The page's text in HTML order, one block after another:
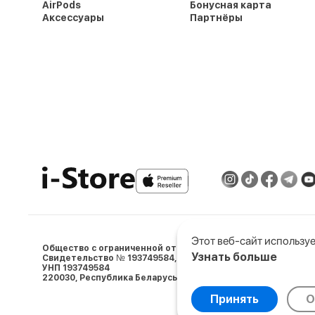
AirPods
Аксессуары
Бонусная карта
Партнёры
Общество с ограниченной ответственностью «АйСтор
Свидетельство № 193749584, выдано 05.03.2024 Минским
УНП 193749584
220030, Республика Беларусь, г. Минcк, ул. Ленина, д.5, пом.
Этот веб-сайт
Узнать больше
Принять